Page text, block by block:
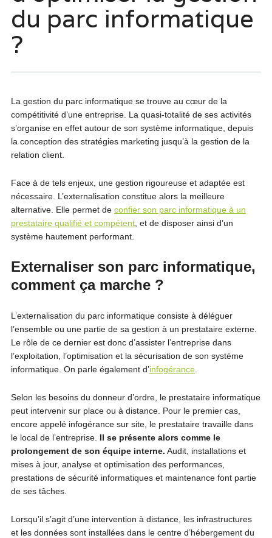
du parc informatique
?
La gestion du parc informatique se trouve au cœur de la
compétitivité d’une entreprise. La quasi-totalité de ses activités
s’organise en effet autour de son système informatique, depuis
la conception des stratégies marketing jusqu’à la gestion de la
relation client.
Face à de tels enjeux, une gestion rigoureuse et adaptée est
nécessaire. L’externalisation constitue alors la meilleure
alternative. Elle permet de confier son parc informatique à un
prestataire qualifié et compétent, et de disposer ainsi d’un
système hautement performant.
Externaliser son parc informatique,
comment ça marche ?
L’externalisation du parc informatique consiste à déléguer
l’ensemble ou une partie de sa gestion à un prestataire externe.
Le rôle de ce dernier est donc d’assister l’entreprise dans
l’exploitation, l’optimisation et la sécurisation de son système
informatique. On parle également d’infogérance.
Selon les besoins du donneur d’ordre, le prestataire informatique
peut intervenir sur place ou à distance. Pour le premier cas,
encore appelé infogérance sur site, le prestataire travaille dans
le local de l’entreprise. Il se présente alors comme le
prolongement de son équipe interne. Audit, installations et
mises à jour, analyse et optimisation des performances,
prestations de sécurité informatiques et maintenance font partie
de ses tâches.
Lorsqu’il s’agit d’une intervention à distance, les infrastructures
et les données sont installées dans le centre d’hébergement du